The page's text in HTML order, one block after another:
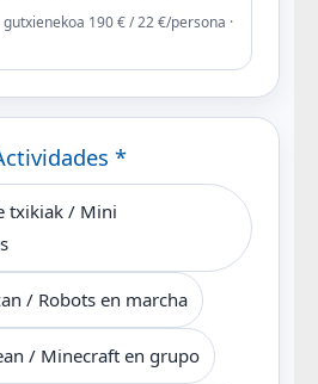
190 € / 22 €/persona ·
*
txikiak / Mini
/ Robots en marcha
/ Minecraft en grupo